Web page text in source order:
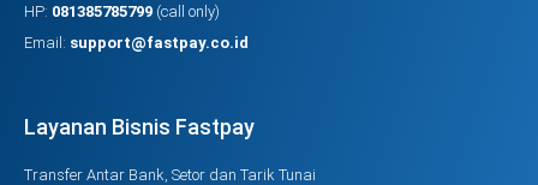
HP: 081385785799 (call only)
Email: support@fastpay.co.id
Layanan Bisnis Fastpay
Transfer Antar Bank, Setor dan Tarik Tunai